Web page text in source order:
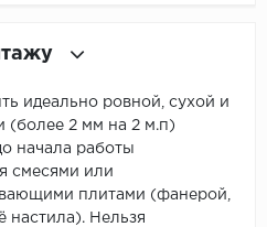
идеально ровной, сухой и
(более 2 мм на 2 м.п)
начала работы
смесями или
плитами (фанерой,
настила). Нельзя